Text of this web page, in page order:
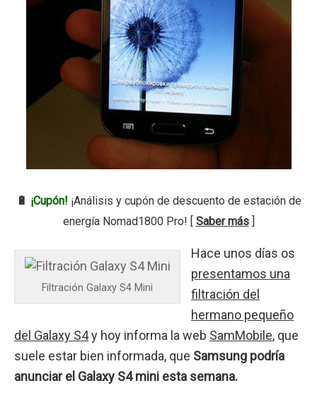
🔋 ¡Cupón! ¡Análisis y cupón de descuento de estación de
energía Nomad1800 Pro! [ Saber más]
Filtración Galaxy S4 Mini
Hace unos días os
presentamos una
filtración del
hermano pequeño
del Galaxy S4y hoy informa la web SamMobile, que
suele estar bien informada, que Samsung podría
anunciar el Galaxy S4 mini esta semana.